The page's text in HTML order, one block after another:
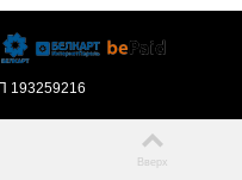
193259216
Вверх